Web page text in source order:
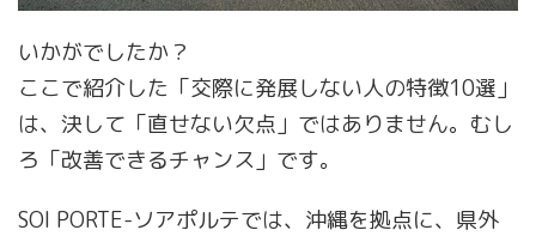
いかがでしたか？
ここで紹介した「交際に発展しない人の特徴10選」
は、決して「直せない欠点」ではありません。むし
ろ「改善できるチャンス」です。
SOI PORTE-ソアポルテでは、沖縄を拠点に、県外